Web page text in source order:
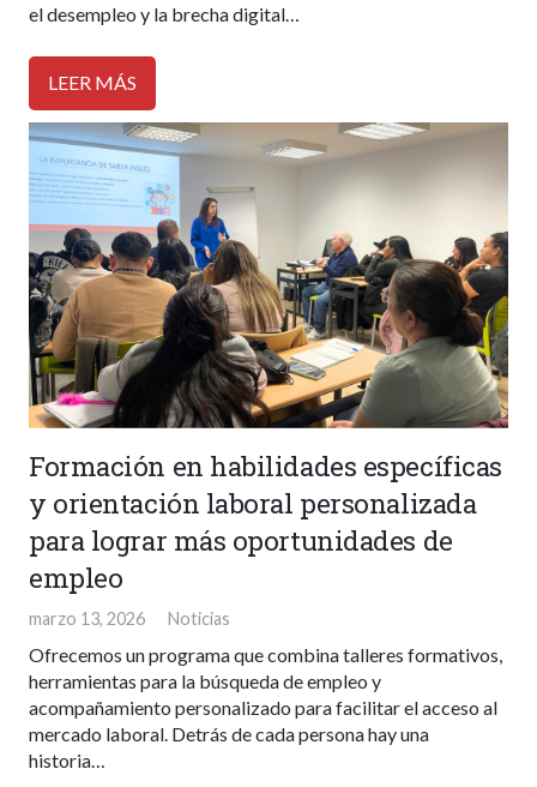
el desempleo y la brecha digital…
LEER MÁS
Formación en habilidades específicas
y orientación laboral personalizada
para lograr más oportunidades de
empleo
marzo 13, 2026 Noticias
Ofrecemos un programa que combina talleres formativos,
herramientas para la búsqueda de empleo y
acompañamiento personalizado para facilitar el acceso al
mercado laboral. Detrás de cada persona hay una
historia…